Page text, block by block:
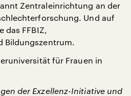
Zentraleinrichtung an der
Und auf
das FFBIZ,
Bildungszentrum.
für Frauen in
der Exzellenz-Initiative und